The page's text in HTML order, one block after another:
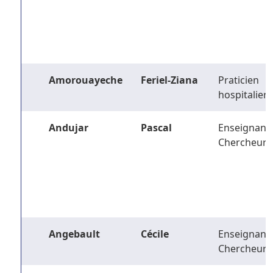
Amorouayeche Feriel-Ziana
Praticien
hospitalier
Andujar Pascal
Enseignant-
Chercheur
Angebault Cécile
Enseignant-
Chercheur